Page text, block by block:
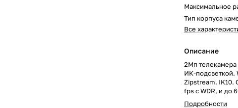
Максимальное
Тип корпуса
Все
Описание
2Мп телекамера
ИК-подсветкой.
Zipstream. IK10.
fps с WDR, и до
Питание PoE. От
Подробности